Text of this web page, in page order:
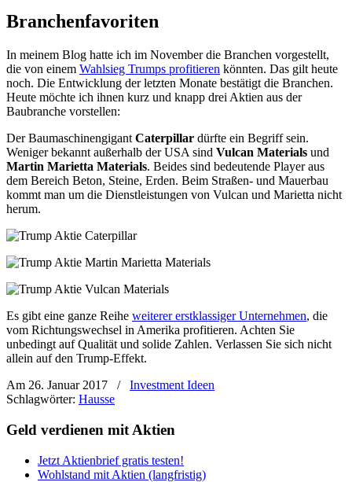
Branchenfavoriten
In meinem Blog hatte ich im November die Branchen vorgestellt,
die von einem Wahlsieg Trumps profitieren könnten. Das gilt heute
noch. Die Entwicklung der letzten Monate bestätigt die Branchen.
Heute möchte ich ihnen kurz und knapp drei Aktien aus der
Baubranche vorstellen:
Der Baumaschinengigant Caterpillar dürfte ein Begriff sein.
Weniger bekannt außerhalb der USA sind Vulcan Materials und
Martin Marietta Materials. Beides sind bedeutende Player aus
dem Bereich Beton, Steine, Erden. Beim Straßen- und Mauerbau
kommt man um die Dienstleistungen von Vulcan und Marietta nicht
herum.
Es gibt eine ganze Reihe weiterer erstklassiger Unternehmen, die
vom Richtungswechsel in Amerika profitieren. Achten Sie
unbedingt auf Qualität und solide Zahlen. Verlassen Sie sich nicht
allein auf den Trump-Effekt.
Am 26. Januar 2017
/
Investment Ideen
Schlagwörter: Hausse
Geld verdienen mit Aktien
Jetzt Aktienbrief gratis testen!
Wohlstand mit Aktien (langfristig)